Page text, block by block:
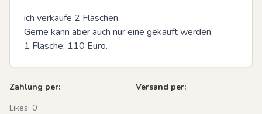
ich verkaufe 2 Flaschen.
Gerne kann aber auch nur eine gekauft werden.
1 Flasche: 110 Euro.
Zahlung per:
Versand per:
Likes: 0